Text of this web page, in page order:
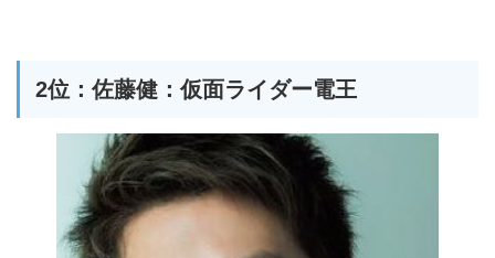
2位：佐藤健：仮面ライダー電王